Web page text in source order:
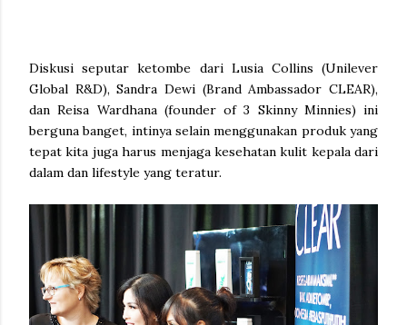
Diskusi seputar ketombe dari Lusia Collins (Unilever
Global R&D), Sandra Dewi (Brand Ambassador CLEAR),
dan Reisa Wardhana (founder of 3 Skinny Minnies) ini
berguna banget, intinya selain menggunakan produk yang
tepat kita juga harus menjaga kesehatan kulit kepala dari
dalam dan lifestyle yang teratur.